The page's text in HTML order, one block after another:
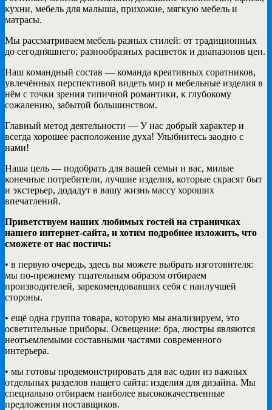
кухни, мебель для малыша, прихожие, мягкую мебель и
матрасы.
Мы рассматриваем мебель разных стилей: от традиционных
до сегодняшнего; разнообразных расцветок и диапазонов цен.
Наш командный состав — команда креативных соратников,
увлечённых перспективой видеть мир и мебельные изделия в
нём с точки зрения типичной романтики, к глубокому
сожалению, забытой большинством.
Главный метод деятельности — У нас добрый характер и
всегда хорошее расположение духа! Улыбнитесь заодно с
нами!
Наша цель — подобрать для вашей семьи и вас, милые
конечные потребители, лучшие изделия, которые скрасят быт
и экстерьер, додадут в вашу жизнь массу хороших
впечатлений.
Приветствуем наших любимых гостей на страничках
нашего интернет-сайта, и хотим подробнее изложить, что
сможете от нас постичь:
• в первую очередь, здесь вы можете выбрать изготовителя:
мы по-прежнему тщательным образом отбираем
производителей, зарекомендовавших себя с наилучшей
стороны.
• ещё одна группа товара, которую мы анализируем, это
осветительные приборы. Освещение: бра, люстры являются
неотъемлемыми составными частями современного
интерьера.
• мы готовы продемонстрировать для вас один из важных
отдельных разделов нашего сайта: изделия для дизайна. Мы
специально отбираем наиболее высококачественные
предложения поставщиков.